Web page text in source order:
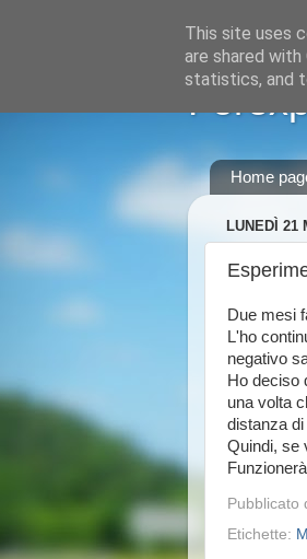
Home
LUNEDÌ 21
Due mesi
L'ho
negativo
Ho deciso
una volta
distanza
Quindi, se
Pubblicato
Etichette:
This site uses
are shared
statistics, and